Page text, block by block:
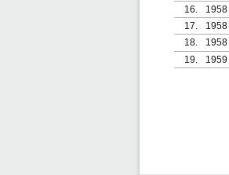
16.
1958
17.
1958
18.
1958
19.
1959